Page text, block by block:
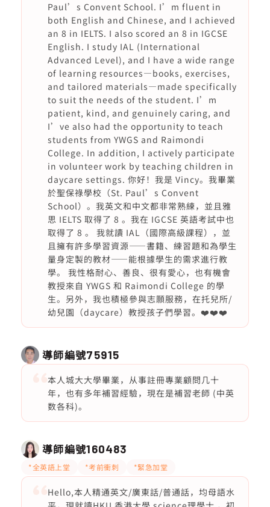
Paul’s Convent School. I’m fluent in
both English and Chinese, and I achieved
an 8 in IELTS. I also scored an 8 in IGCSE
English. I study IAL (International
Advanced Level), and I have a wide range
of learning resources—books, exercises,
and tailored materials—made specifically
to suit the needs of the student. I’m
patient, kind, and genuinely caring, and
I’ve also had the opportunity to teach
students from YWGS and Raimondi
College. In addition, I actively participate
in volunteer work by teaching children in
daycare settings. 你好！我是 Vincy。我畢業
於聖保祿學校（St. Paul’s Convent
School）。我英文和中文都非常熟練，並且雅
思 IELTS 取得了 8 。我在 IGCSE 英語考試中也
取得了 8 。 我就讀 IAL（國際高級課程），並
且擁有許多學習資源——書籍、練習題和為學生
量身定製的教材——能根據學生的需求進行教
學。 我性格耐心、善良、很有愛心，也有機會
教授來自 YWGS 和 Raimondi College 的學
生。另外，我也積極參與志願服務，在托兒所/
幼兒園（daycare）教授孩子們學習。❤️❤️❤️
導師編號75915
本人城大大學畢業，从事註冊專業顧問几十
年，也有多年補習經驗，現在是補習老師 (中英
数各科)。
導師編號160483
*全英語上堂 *考前衝刺 *緊急加堂
Hello,本人精通英文/廣東話/普通話，均母語水